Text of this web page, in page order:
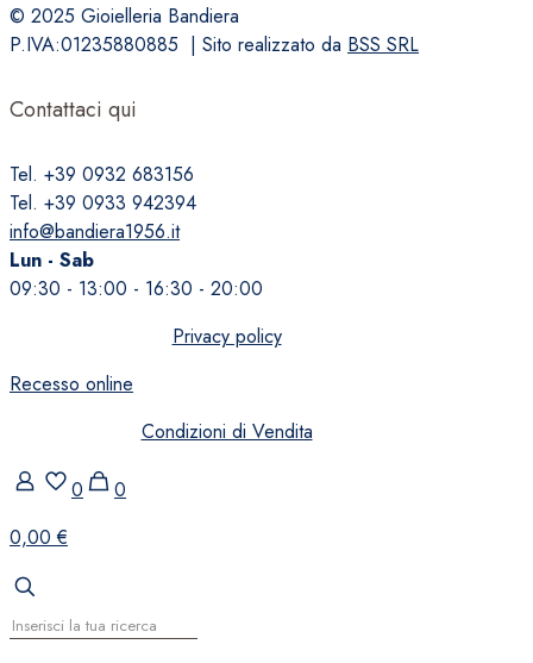
© 2025 Gioielleria Bandiera
P.IVA:01235880885 | Sito realizzato da BSS SRL
Contattaci qui
Tel. +39 0932 683156
Tel. +39 0933 942394
info@bandiera1956.it
Lun - Sab
09:30 - 13:00 - 16:30 - 20:00
Privacy policy
Recesso online
Condizioni di Vendita
0
0
0,00 €